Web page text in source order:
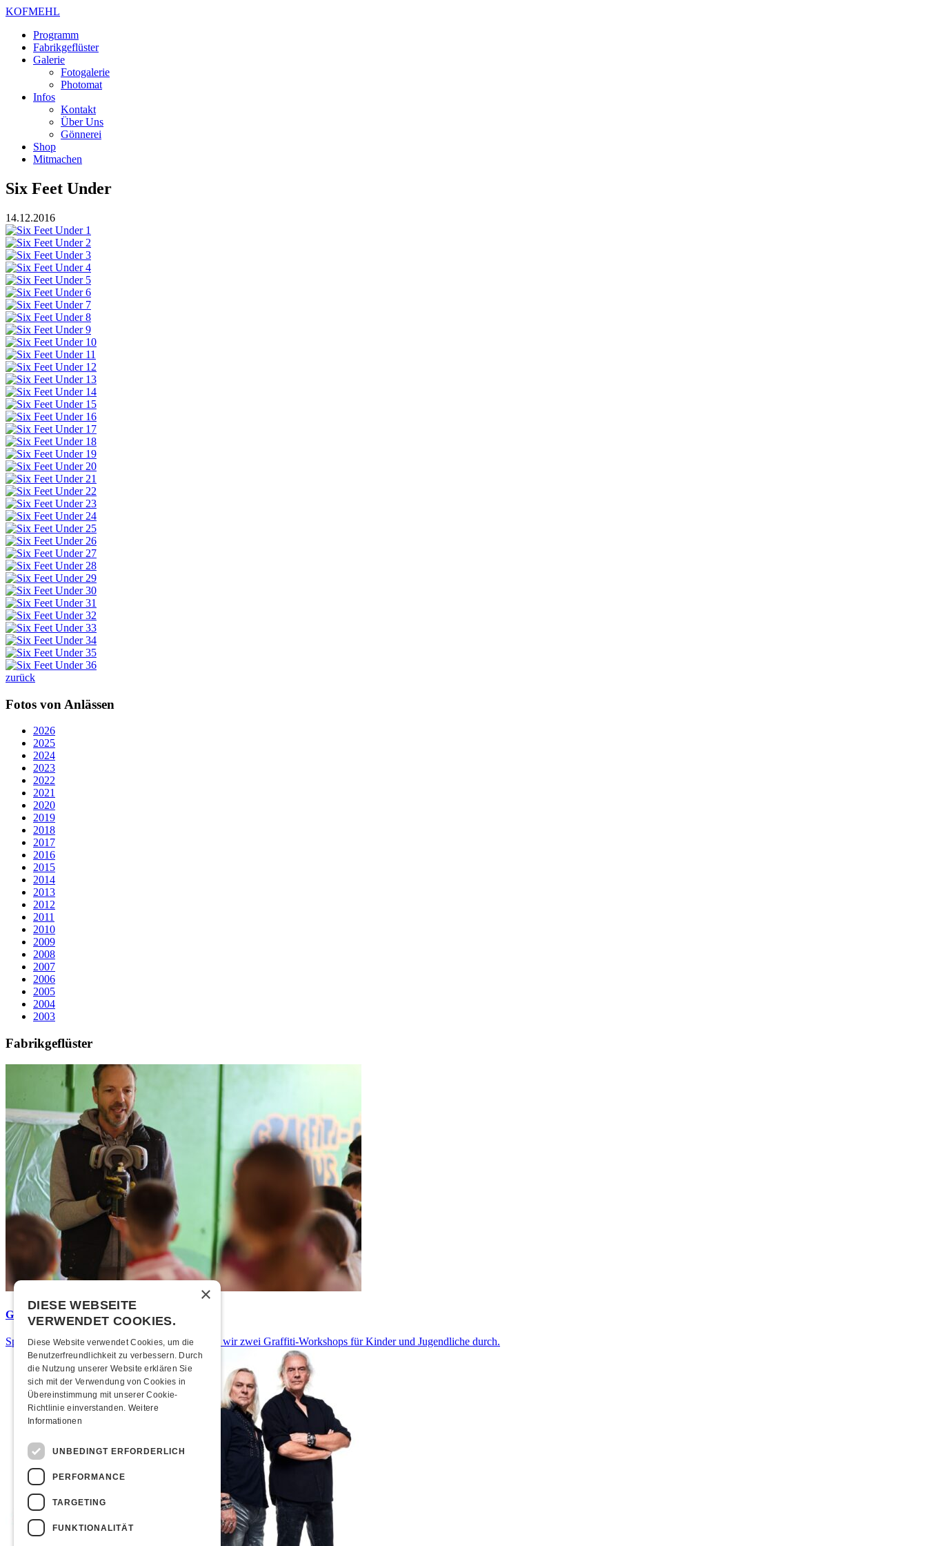
KOFMEHL
Programm
Fabrikgeflüster
Galerie
Fotogalerie
Photomat
Infos
Kontakt
Über Uns
Gönnerei
Shop
Mitmachen
Six Feet Under
14.12.2016
zurück
Fotos von Anlässen
2026
2025
2024
2023
2022
2021
2020
2019
2018
2017
2016
2015
2014
2013
2012
2011
2010
2009
2008
2007
2006
2005
2004
2003
Fabrikgeflüster
Graffiti-Workshops
Spray dein eigenes Graffiti! Im September führen wir zwei Graffiti-Workshops für Kinder und Jugendliche durch.
×
DIESE WEBSEITE
VERWENDET COOKIES.
Diese Website verwendet Cookies, um die
Benutzerfreundlichkeit zu verbessern. Durch
die Nutzung unserer Website erklären Sie
sich mit der Verwendung von Cookies in
Übereinstimmung mit unserer Cookie-
Richtlinie einverstanden. Weitere
Informationen
UNBEDINGT ERFORDERLICH
PERFORMANCE
TARGETING
FUNKTIONALITÄT